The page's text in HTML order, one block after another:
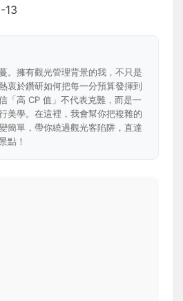
13
。擁有觀光管理背景的我，不只是
衷於鑽研如何把每一分預算發揮到
「高 CP 值」不代表克難，而是一
美學。在這裡，我會幫你把複雜的
簡單，帶你繞過觀光客陷阱，直達
點！